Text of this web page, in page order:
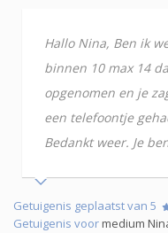
Hallo Nina, Ben ik
binnen 10 max 14
opgenomen en je
een telefoontje
Bedankt weer. Je
Getuigenis geplaatst van 5
Getuigenis voormedium